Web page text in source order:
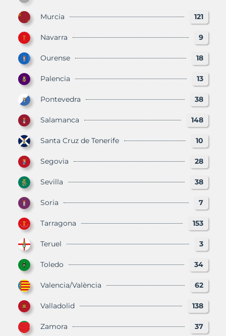
Murcia 121
Navarra 9
Ourense 18
Palencia 13
Pontevedra 38
Salamanca 148
Santa Cruz de Tenerife 10
Segovia 28
Sevilla 38
Soria 7
Tarragona 153
Teruel 3
Toledo 34
Valencia/València 62
Valladolid 138
Zamora 37